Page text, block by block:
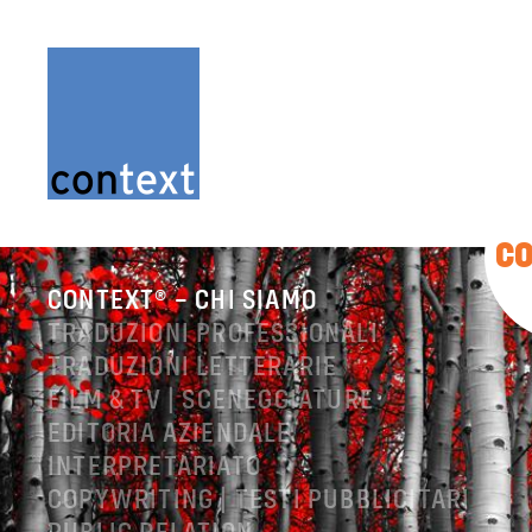
CONTEXT® – CHI SIAMO
TRADUZIONI PROFESSIONALI
TRADUZIONI LETTERARIE
FILM & TV | SCENEGGIATURE
EDITORIA AZIENDALE
INTERPRETARIATO
COPYWRITING | TESTI PUBBLICITARI